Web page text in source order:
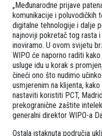
„Međunarodne prijave
komunikacije i poluvodičkih
digitalne tehnologije i dalje
najnoviji pokretač tog rasta
inoviramo. U ovom svijetu
WIPO će naporno raditi
usluge idu u korak s
čineći ono što nudimo
usmjerenim na klijenta,
nastaviti koristiti PCT,
prekogranične zaštite
generalni direktor WIPO-a
Ostala istaknuta područja